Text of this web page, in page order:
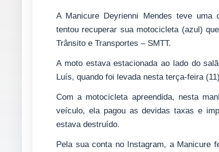
A Manicure Deyrienni Mendes teve uma
tentou recuperar sua motocicleta (azul)
Trânsito e Transportes – SMTT.
A moto estava estacionada ao lado do
Luís, quando foi levada nesta terça-feira
Com a motocicleta apreendida, nesta
veículo, ela pagou as devidas taxas e
estava destruído.
Pela sua conta no Instagram, a Manicure